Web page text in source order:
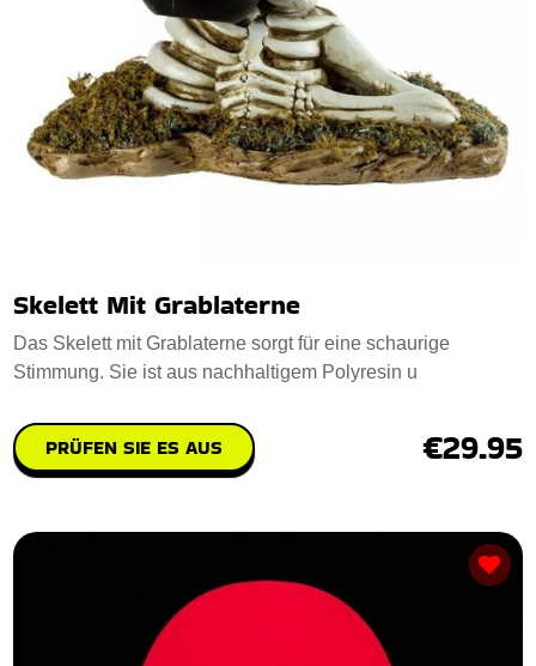
Skelett Mit Grablaterne
Das Skelett mit Grablaterne sorgt für eine schaurige
Stimmung. Sie ist aus nachhaltigem Polyresin u
PRÜFEN SIE ES AUS €29.95